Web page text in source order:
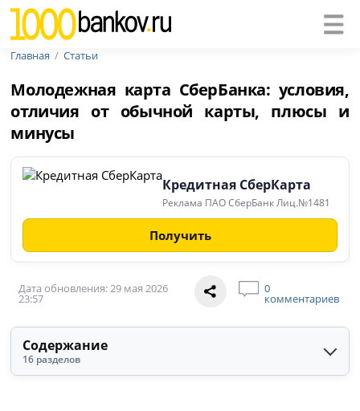
Главная Статьи
Молодежная карта СберБанка: условия,
отличия от обычной карты, плюсы и
минусы
Кредитная СберКарта
Реклама ПАО СберБанк Лиц.№1481
Получить
Дата обновления: 29 мая 2026
23:57
0
комментариев
Содержание
16 разделов